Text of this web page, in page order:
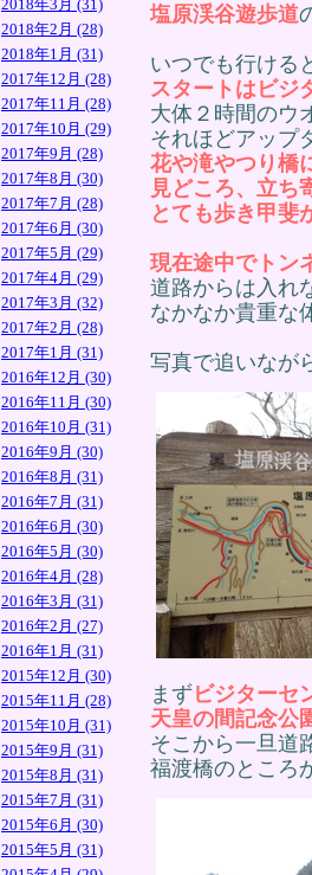
2018年3月 (31)
2018年2月 (28)
2018年1月 (31)
2017年12月 (28)
2017年11月 (28)
2017年10月 (29)
2017年9月 (28)
2017年8月 (30)
2017年7月 (28)
2017年6月 (30)
2017年5月 (29)
2017年4月 (29)
2017年3月 (32)
2017年2月 (28)
2017年1月 (31)
2016年12月 (30)
2016年11月 (30)
2016年10月 (31)
2016年9月 (30)
2016年8月 (31)
2016年7月 (31)
2016年6月 (30)
2016年5月 (30)
2016年4月 (28)
2016年3月 (31)
2016年2月 (27)
2016年1月 (31)
2015年12月 (30)
2015年11月 (28)
2015年10月 (31)
2015年9月 (31)
2015年8月 (31)
2015年7月 (31)
2015年6月 (30)
2015年5月 (31)
塩原渓谷遊歩道
いつでも行ける
スタートはビジ
大体２時間のウ
それほどアップ
花や滝やつり橋
見どころ、立ち
とても歩き甲斐
現在途中でトン
道路からは入れ
なかなか貴重な
写真で追いなが
まず ビジターセ
天皇の間記念公
そこから一旦道
福渡橋のところ